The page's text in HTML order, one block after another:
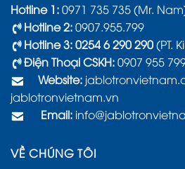
Hotline 1:0971 735 735 (Mr.
Hotline 2:0907.955.799
Hotline 3: 0254 6 290 290(PT.
Điện Thoại CSKH:0907 955
Website:
jablotronvietnam.vn
Email:
VỀ CHÚNG TÔI